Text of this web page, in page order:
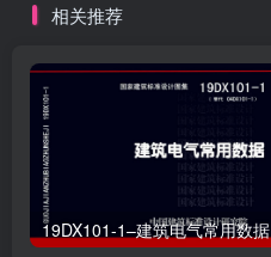
相关推荐
19DX101-1–建筑电气常用数据